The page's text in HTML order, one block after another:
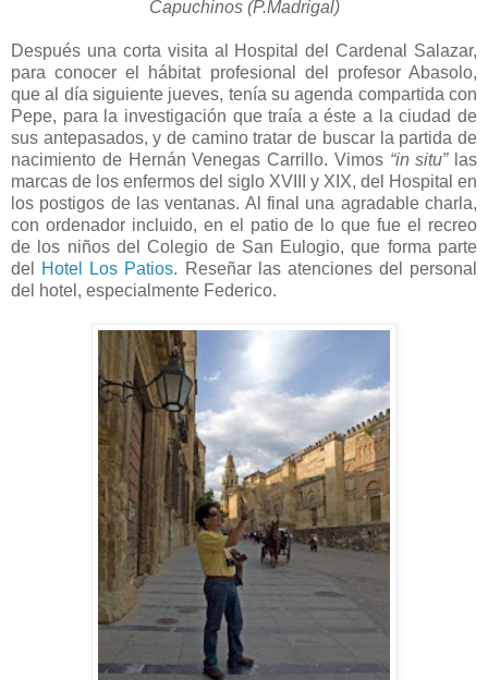
Capuchinos (P.Madrigal)
Después una corta visita al Hospital del Cardenal Salazar,
para conocer el hábitat profesional del profesor Abasolo,
que al día siguiente jueves, tenía su agenda compartida con
Pepe, para la investigación que traía a éste a la ciudad de
sus antepasados, y de camino tratar de buscar la partida de
nacimiento de Hernán Venegas Carrillo. Vimos “in situ”las
marcas de los enfermos del siglo XVIII y XIX, del Hospital en
los postigos de las ventanas. Al final una agradable charla,
con ordenador incluido, en el patio de lo que fue el recreo
de los niños del Colegio de San Eulogio, que forma parte
del
Hotel Los Patios. Reseñar las atenciones del personal
del hotel, especialmente Federico.